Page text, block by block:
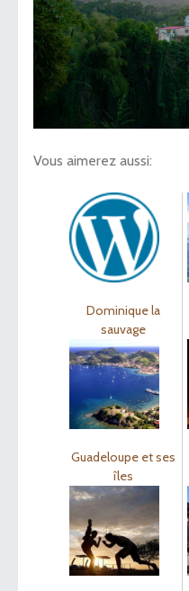
Vous aimerez aussi:
Dominique la
sauvage
Guadeloupe et ses
îles